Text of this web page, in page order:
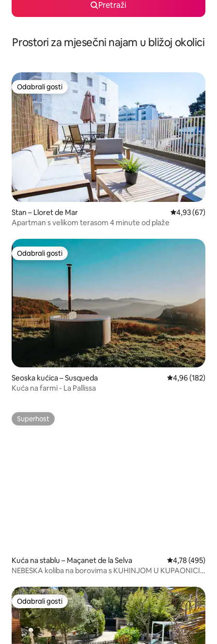
Pretraži
Prostori za mjesečni najam u bližoj okolici
Odabrali gosti
Odabrali gosti
Stan – Lloret de Mar Prosječna
4,93 (67)
Apartman s velikom terasom 4 minute od plaže
Odabrali gosti
Odabrali gosti
Seoska kućica – Susqueda Prosječna
4,96 (182)
Kuća na farmi - La Pallissa
Superhost
Superhost
Kuća na stablu – Maçanet de la Selva Prosječna
4,78 (495)
NEBESKA koliba na borovima s KUHINJOM U KUPAONICI i
Odabrali gosti
Odabrali gosti